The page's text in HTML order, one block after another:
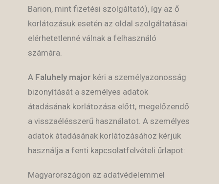
Barion, mint fizetési szolgáltató), így az ő
korlátozásuk esetén az oldal szolgáltatásai
elérhetetlenné válnak a felhasználó
számára.
A Faluhely major kéri a személyazonosság
bizonyítását a személyes adatok
átadásának korlátozása előtt, megelőzendő
a visszaélésszerű használatot. A személyes
adatok átadásának korlátozásához kérjük
használja a fenti kapcsolatfelvételi űrlapot:
Magyarországon az adatvédelemmel